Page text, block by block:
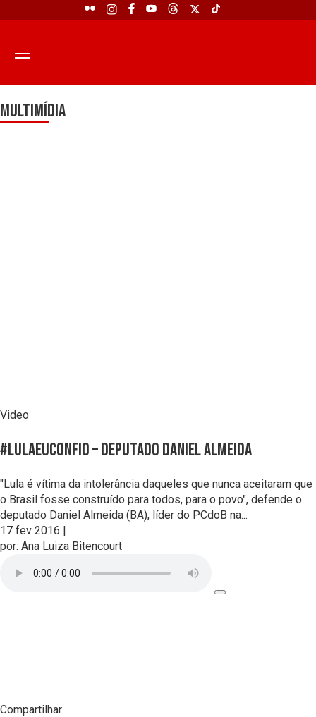
Multimídia
Video
#LulaEuConfio – deputado Daniel Almeida
"Lula é vítima da intolerância daqueles que nunca aceitaram que
o Brasil fosse construído para todos, para o povo", defende o
deputado Daniel Almeida (BA), líder do PCdoB na...
17 fev 2016 |
por: Ana Luiza Bitencourt
Compartilhar